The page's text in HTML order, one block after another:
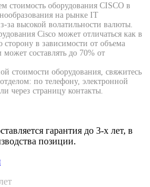
стоимость оборудования CISCO в
на рынке IT
за высокой волатильности валюты.
Cisco может отличаться как в
в зависимости от объема
составлять до 70% от
стоимости оборудования, свяжитесь
по телефону, электронной
через страницу контакты.
гарантия до 3-х лет, в
позиции.